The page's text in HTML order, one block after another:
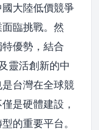
大陸低價競爭
臨挑戰。然
優勢，結合
靈活創新的中
台灣在全球競
是硬體建設，
的重要平台。